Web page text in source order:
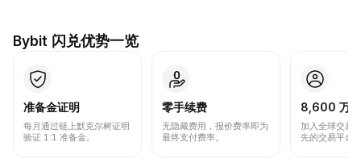
Bybit 闪兑优势一览
准备金证明
每月通过链上默克尔树证明
验证 1:1 准备金。
零手续费
无隐藏费用，报价费率即为
最终支付费率。
8,600 万+
加入全球交易
先的交易平台